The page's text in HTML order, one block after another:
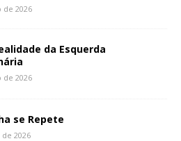
de 2026
da Esquerda
de 2026
se Repete
2026